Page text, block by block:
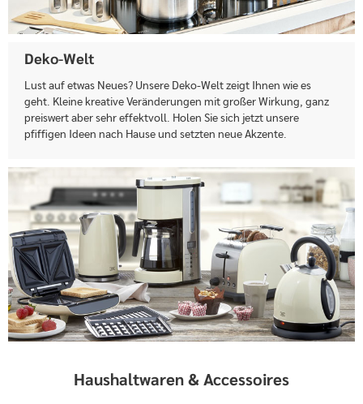
Deko-Welt
Lust auf etwas Neues? Unsere Deko-Welt zeigt Ihnen wie es
geht. Kleine kreative Veränderungen mit großer Wirkung, ganz
preiswert aber sehr effektvoll. Holen Sie sich jetzt unsere
pfiffigen Ideen nach Hause und setzten neue Akzente.
Haushaltwaren & Accessoires